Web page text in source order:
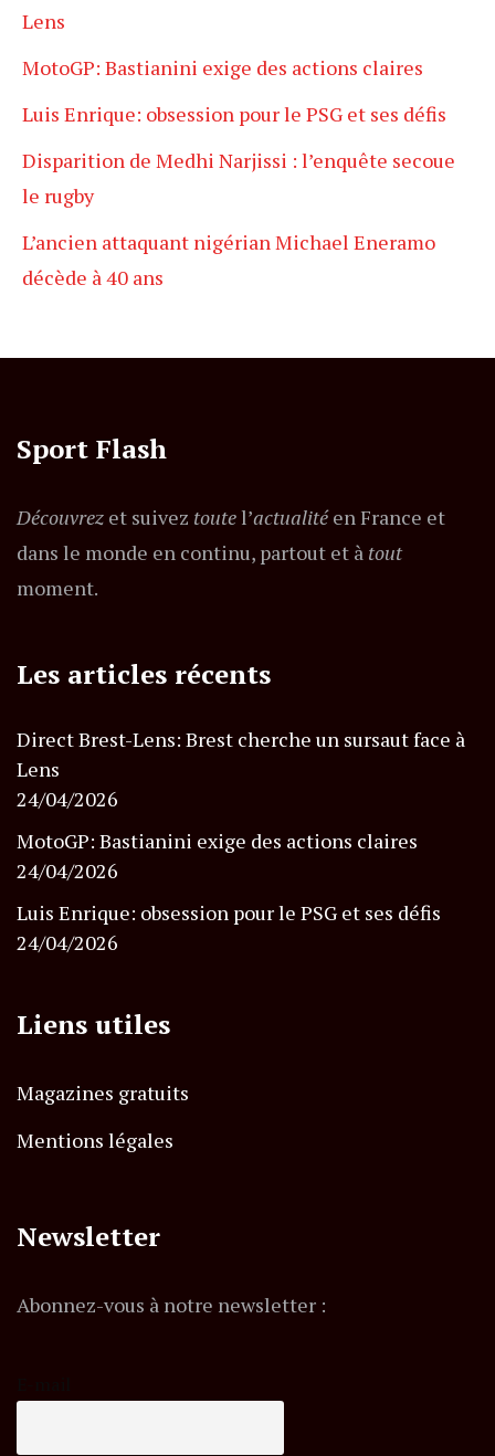
Lens
MotoGP: Bastianini exige des actions claires
Luis Enrique: obsession pour le PSG et ses défis
Disparition de Medhi Narjissi : l’enquête secoue
le rugby
L’ancien attaquant nigérian Michael Eneramo
décède à 40 ans
Sport Flash
Découvrez et suivez toutel’actualitéen France et
dans le monde en continu, partout et à tout
moment.
Les articles récents
Direct Brest-Lens: Brest cherche un sursaut face à
Lens
24/04/2026
MotoGP: Bastianini exige des actions claires
24/04/2026
Luis Enrique: obsession pour le PSG et ses défis
24/04/2026
Liens utiles
Magazines gratuits
Mentions légales
Newsletter
Abonnez-vous à notre newsletter :